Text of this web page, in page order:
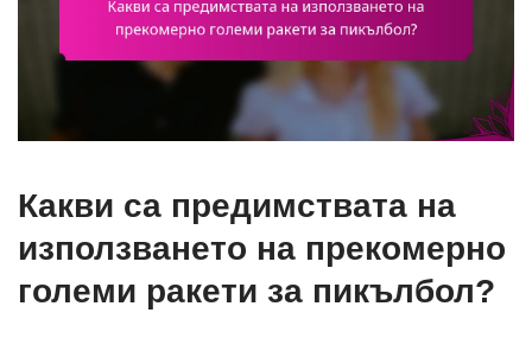
Какви са предимствата на
използването на прекомерно
големи ракети за пикълбол?